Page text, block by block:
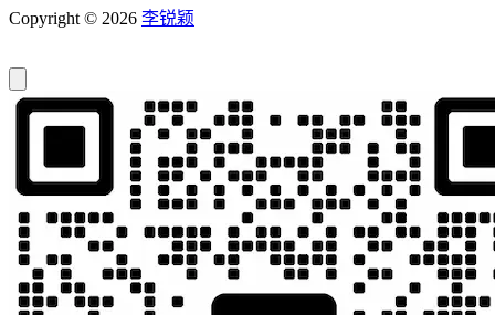
Copyright © 2026 李锐颖